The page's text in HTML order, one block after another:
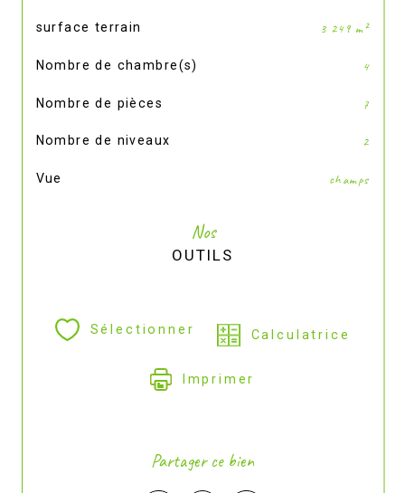
surface terrain 3 249 m²
Nombre de chambre(s) 4
Nombre de pièces 7
Nombre de niveaux 2
Vue champs
Nos
OUTILS
Sélectionner Calculatrice
Imprimer
Partager ce bien